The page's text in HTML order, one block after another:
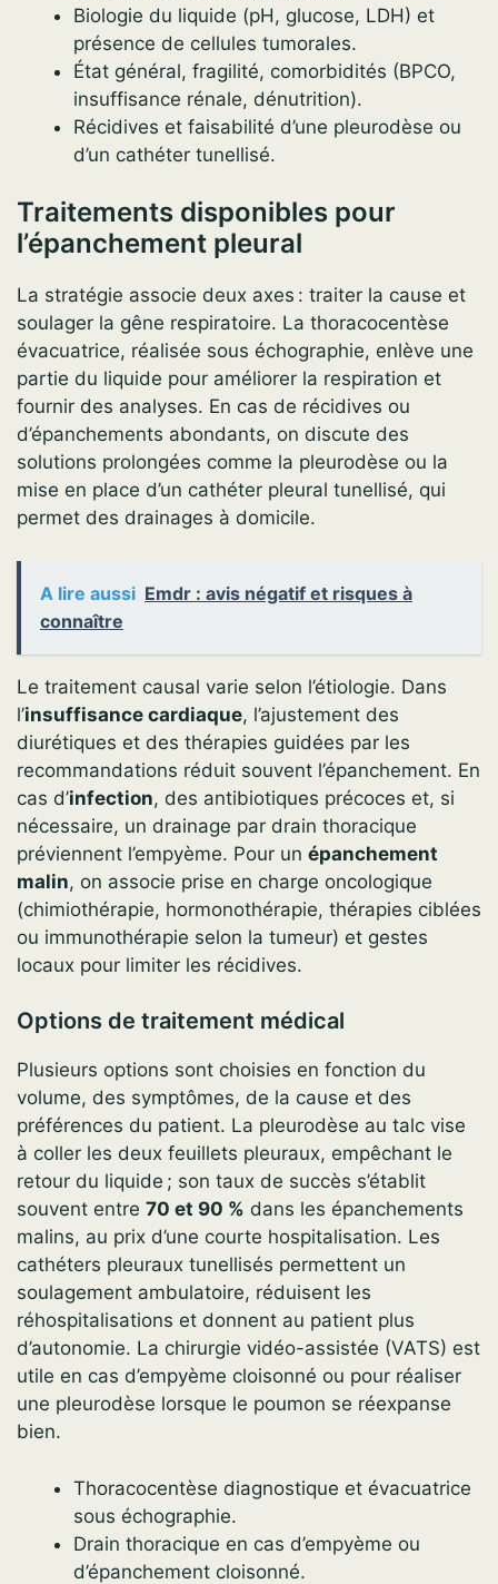
Biologie du liquide (pH, glucose, LDH) et
présence de cellules tumorales.
État général, fragilité, comorbidités (BPCO,
insuffisance rénale, dénutrition).
Récidives et faisabilité d’une pleurodèse ou
d’un cathéter tunellisé.
Traitements disponibles pour
l’épanchement pleural
La stratégie associe deux axes : traiter la cause et
soulager la gêne respiratoire. La thoracocentèse
évacuatrice, réalisée sous échographie, enlève une
partie du liquide pour améliorer la respiration et
fournir des analyses. En cas de récidives ou
d’épanchements abondants, on discute des
solutions prolongées comme la pleurodèse ou la
mise en place d’un cathéter pleural tunellisé, qui
permet des drainages à domicile.
A lire aussi Emdr : avis négatif et risques à
connaître
Le traitement causal varie selon l’étiologie. Dans
l’insuffisance cardiaque, l’ajustement des
diurétiques et des thérapies guidées par les
recommandations réduit souvent l’épanchement. En
cas d’infection, des antibiotiques précoces et, si
nécessaire, un drainage par drain thoracique
préviennent l’empyème. Pour un épanchement
malin, on associe prise en charge oncologique
(chimiothérapie, hormonothérapie, thérapies ciblées
ou immunothérapie selon la tumeur) et gestes
locaux pour limiter les récidives.
Options de traitement médical
Plusieurs options sont choisies en fonction du
volume, des symptômes, de la cause et des
préférences du patient. La pleurodèse au talc vise
à coller les deux feuillets pleuraux, empêchant le
retour du liquide ; son taux de succès s’établit
souvent entre 70 et 90 % dans les épanchements
malins, au prix d’une courte hospitalisation. Les
cathéters pleuraux tunellisés permettent un
soulagement ambulatoire, réduisent les
réhospitalisations et donnent au patient plus
d’autonomie. La chirurgie vidéo-assistée (VATS) est
utile en cas d’empyème cloisonné ou pour réaliser
une pleurodèse lorsque le poumon se réexpanse
bien.
Thoracocentèse diagnostique et évacuatrice
sous échographie.
Drain thoracique en cas d’empyème ou
d’épanchement cloisonné.